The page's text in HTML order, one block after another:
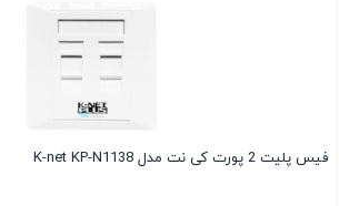
فیس پلیت 2 پورت کی نت مدل K-net KP-N1138